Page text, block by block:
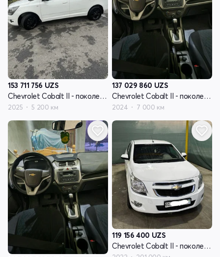
153 711 756 UZS
Chevrolet Cobalt II - поколение рестайлинг
2025 5 200 км
137 029 860 UZS
Chevrolet Cobalt II - поколение рестайлинг
2024 7 000 км
119 156 400 UZS
Chevrolet Cobalt II - поколение рестайлинг